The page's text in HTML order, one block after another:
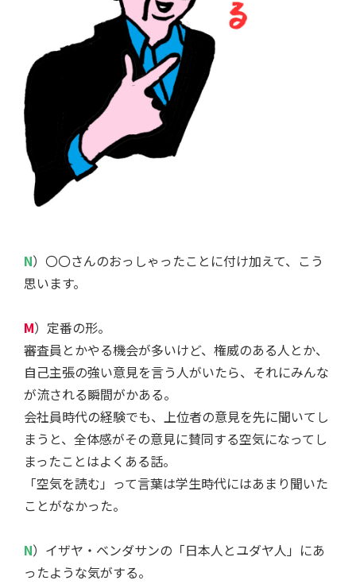
N）〇〇さんのおっしゃったことに付け加えて、こう
思います。
M）定番の形。
審査員とかやる機会が多いけど、権威のある人とか、
自己主張の強い意見を言う人がいたら、それにみんな
が流される瞬間がかある。
会社員時代の経験でも、上位者の意見を先に聞いてし
まうと、全体感がその意見に賛同する空気になってし
まったことはよくある話。
「空気を読む」って言葉は学生時代にはあまり聞いた
ことがなかった。
N）イザヤ・ベンダサンの「日本人とユダヤ人」にあ
ったような気がする。